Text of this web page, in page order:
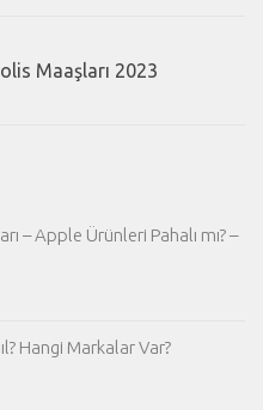
Maaşları 2023
– Apple Ürünleri Pahalı mı? –
Hangi Markalar Var?